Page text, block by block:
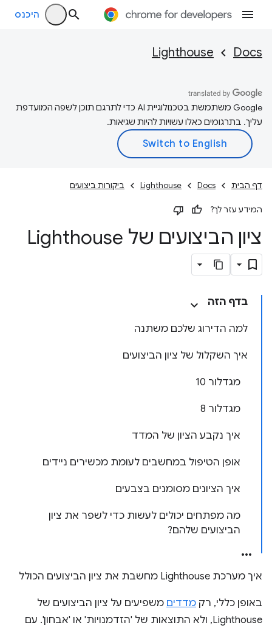
היכנס
Docs
Lighthouse
‫Google משתמשת בטכנולוגיית AI כדי לתרגם תוכן לשפה המועדפת
עליך. בתרגומים כאלו עשויות להיות שגיאות.
דף הבית Docs
Lighthouse ביקורות ביצועים
המידע עזר לך?
ציון הביצועים של Lighthouse
בדף הזה
למה הדירוג שלכם משתנה
איך השקלול של ציון הביצועים
מגדלור 10
מגדלור 8
איך נקבע הציון של המדד
אופן הטיפול במחשבים לעומת מכשירים ניידים
איך הציונים מסומנים בצבעים
מה מפתחים יכולים לעשות כדי לשפר את ציון
הביצועים שלהם?
איך מערכת Lighthouse מחשבת את ציון הביצועים הכולל
באופן כללי, רק מדדים משפיעים על ציון הביצועים של
Lighthouse, ולא התוצאות של 'הזדמנויות' או 'אבחון'. עם